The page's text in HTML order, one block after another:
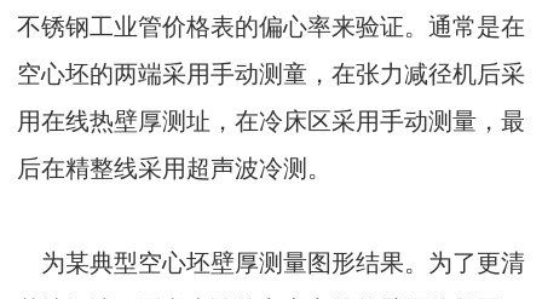
不锈钢工业管价格表的偏心率来验证。通常是在
空心坯的两端采用手动测童，在张力减径机后采
用在线热壁厚测址，在冷床区采用手动测量，最
后在精整线采用超声波冷测。
为某典型空心坯壁厚测量图形结果。为了更清